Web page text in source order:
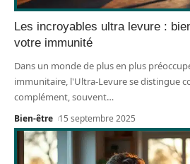
Les incroyables ultra levure :
votre immunité
Dans un monde de plus en plus
immunitaire, l'Ultra-Levure se distingue
complément, souvent…
Bien-être 15 septembre 2025